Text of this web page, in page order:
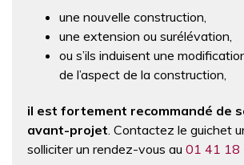
une nouvelle construction,
une extension ou surélévation,
ou s’ils induisent une
de l’aspect de la construction,
il est fortement recommandé de
avant-projet . Contactez le guichet
solliciter un rendez-vous au 01 41 18